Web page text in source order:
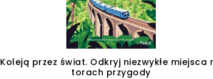
Koleją przez świat. Odkryj niezwykłe miejsca
torach przygody